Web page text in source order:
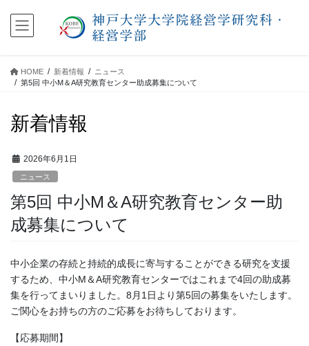
HOME 新着情報
ニュース
第5回 中小M＆A研究教育センター助成募集について
新着情報
2026年6月1日
ニュース
第5回 中小M＆A研究教育センター助
成募集について
中小企業の存続と持続的成長に寄与することができる研究を支援
するため、中小M＆A研究教育センターではこれまで4回の助成募
集を行ってまいりました。8月1日より第5回の募集をいたします。
ご関心をお持ちの方のご応募をお待ちしております。
【応募期間】